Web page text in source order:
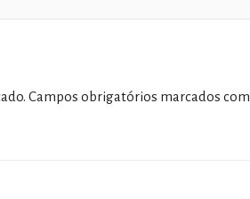
Campos obrigatórios marcados com